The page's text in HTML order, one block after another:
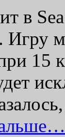
в
Игру
15